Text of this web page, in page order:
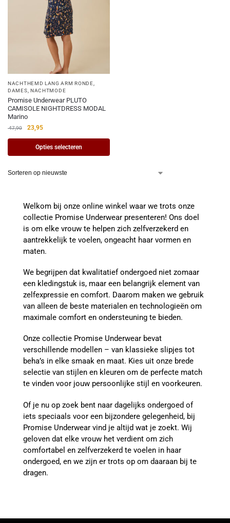
NACHTHEMD LANG ARM RONDE
DAMES NACHTMODE
Promise Underwear PLUTO
CAMISOLE NIGHTDRESS MODAL
Marino
47,90 23,95
Opties selecteren
Welkom bij onze online winkel waar we trots onze
collectie Promise Underwear presenteren! Ons doel
is om elke vrouw te helpen zich zelfverzekerd en
aantrekkelijk te voelen, ongeacht haar vormen en
maten.
We begrijpen dat kwalitatief ondergoed niet zomaar
een kledingstuk is, maar een belangrijk element van
zelfexpressie en comfort. Daarom maken we gebruik
van alleen de beste materialen en technologieën om
maximale comfort en ondersteuning te bieden.
Onze collectie Promise Underwear bevat
verschillende modellen – van klassieke slipjes tot
beha’s in elke smaak en maat. Kies uit onze brede
selectie van stijlen en kleuren om de perfecte match
te vinden voor jouw persoonlijke stijl en voorkeuren.
Of je nu op zoek bent naar dagelijks ondergoed of
iets speciaals voor een bijzondere gelegenheid, bij
Promise Underwear vind je altijd wat je zoekt. Wij
geloven dat elke vrouw het verdient om zich
comfortabel en zelfverzekerd te voelen in haar
ondergoed, en we zijn er trots op om daaraan bij te
dragen.